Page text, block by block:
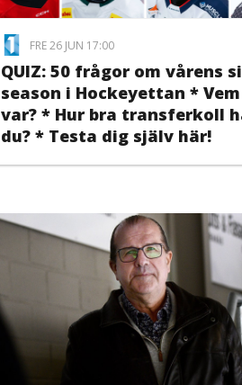
FRE 26 JUN 17:00
QUIZ: 50 frågor om vårens
season i Hockeyettan *
var? * Hur bra transferkoll
du? * Testa dig själv här!